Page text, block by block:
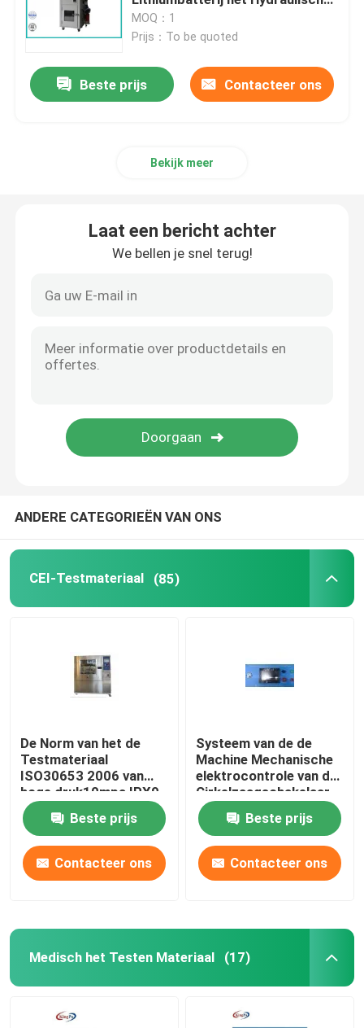
Het Materiaal van de brandbaarheidstest
Lithiumbatterij het Testen Materiaal
milieutestkamers
EV batterij het Testen Materiaal
Testmaten
Drijven
MOQ：1
Prijs：To be quoted
Beste prijs Contacteer ons
Bekijk meer
Laat een bericht achter
We bellen je snel terug!
ANDERE CATEGORIEËN VAN ONS
CEI-Testmateriaal (85)
De Norm van het de
Testmateriaal
ISO30653 2006 van
hoge druk10mpa IPX9
CEI
Beste prijs
Contacteer ons
Systeem van de de
Machine Mechanische
elektrocontrole van de
Cirkelzaagschakelaar
het Testende
Beste prijs
Contacteer ons
Medisch het Testen Materiaal (17)